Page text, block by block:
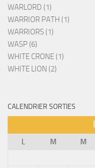
WARLORD (1)
WARRIOR PATH (1)
WARRIORS (1)
WASP (6)
WHITE CRONE (1)
WHITE LION (2)
CALENDRIER SORTIES
L
M M